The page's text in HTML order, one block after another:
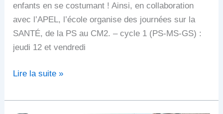
enfants en se costumant ! Ainsi, en collaboration
avec l’APEL, l’école organise des journées sur la
SANTÉ, de la PS au CM2. – cycle 1 (PS-MS-GS) :
jeudi 12 et vendredi
Lire la suite »